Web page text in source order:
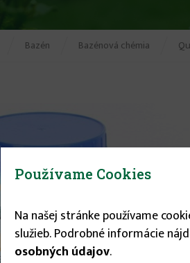
Bazén Bazénová chémia
Používame Cookies
Na našej stránke používame
služieb. Podrobné informácie
osobných údajov.